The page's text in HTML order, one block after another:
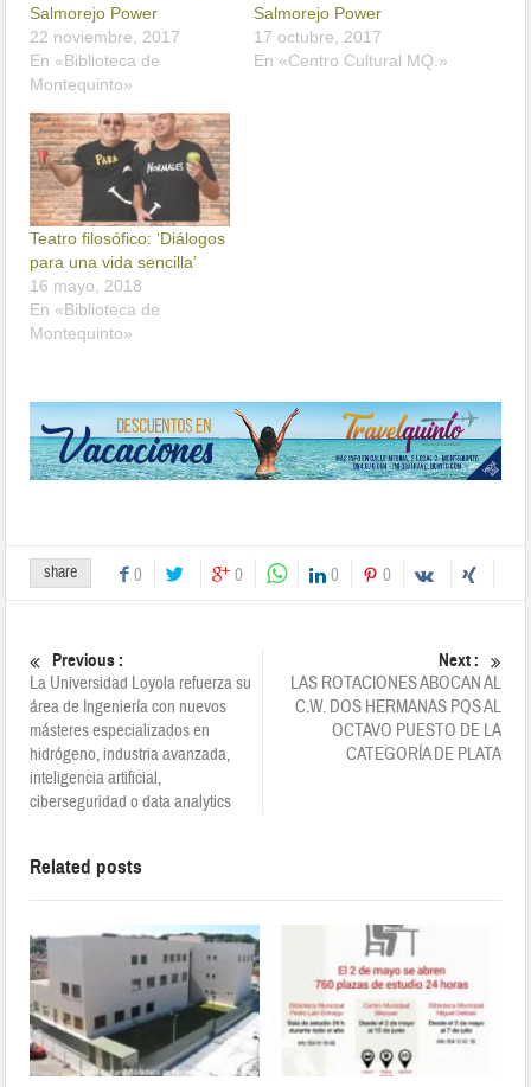
Salmorejo Power
22 noviembre, 2017
En «Biblioteca de
Montequinto»
Salmorejo Power
17 octubre, 2017
En «Centro Cultural MQ.»
Teatro filosófico: ‘Diálogos
para una vida sencilla’
16 mayo, 2018
En «Biblioteca de
Montequinto»
share 0 0 0 0
Previous :
La Universidad Loyola refuerza su
área de Ingeniería con nuevos
másteres especializados en
hidrógeno, industria avanzada,
inteligencia artificial,
ciberseguridad o data analytics
Next :
LAS ROTACIONES ABOCAN AL
C.W. DOS HERMANAS PQS AL
OCTAVO PUESTO DE LA
CATEGORÍA DE PLATA
Related posts